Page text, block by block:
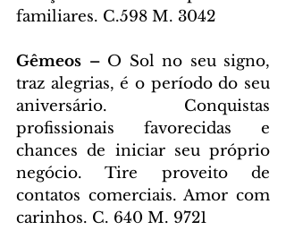
familiares. C.598 M. 3042
Gêmeos – O Sol no seu signo,
traz alegrias, é o período do seu
aniversário. Conquistas
profissionais favorecidas e
chances de iniciar seu próprio
negócio. Tire proveito de
contatos comerciais. Amor com
carinhos. C. 640 M. 9721